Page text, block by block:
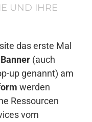
UND IHRE
das erste Mal
(auch
up genannt) am
werden
Ressourcen
vom